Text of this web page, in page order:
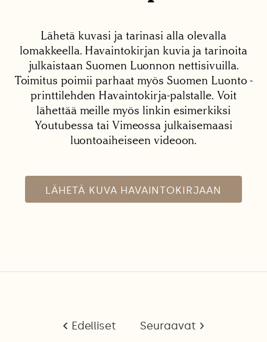
Lähetä kuvasi ja tarinasi alla olevalla
lomakkeella. Havaintokirjan kuvia ja tarinoita
julkaistaan Suomen Luonnon nettisivuilla.
Toimitus poimii parhaat myös Suomen Luonto -
printtilehden Havaintokirja-palstalle. Voit
lähettää meille myös linkin esimerkiksi
Youtubessa tai Vimeossa julkaisemaasi
luontoaiheiseen videoon.
LÄHETÄ KUVA HAVAINTOKIRJAAN
Edelliset Seuraavat